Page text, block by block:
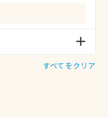
すべてをクリア